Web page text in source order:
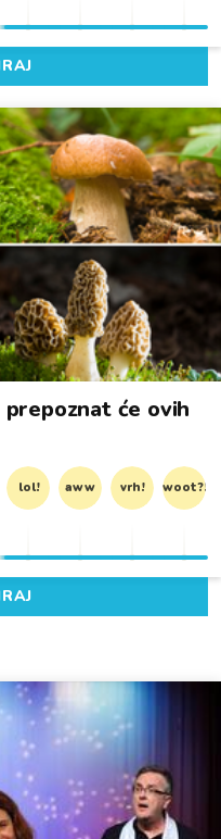
će ovih
lol! aww vrh! woot?!